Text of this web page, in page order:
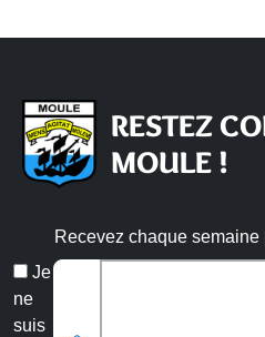
RESTEZ
MOULE !
Recevez chaque
Je
ne
suis
Veuillez laisser ce champ
Email